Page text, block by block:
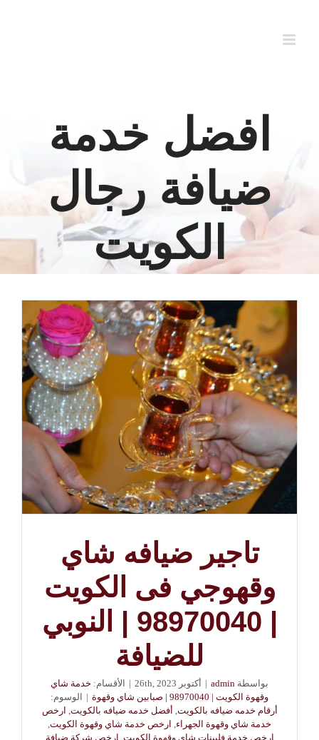
افضل خدمة
ضيافة رجال
الكويت
تاجير ضيافه شاي
وقهوجي فى الكويت
| 98970040 | النوبي
للضيافة
بواسطة admin
| أكتوبر 26th, 2023 | الأقسام: خدمة شاي
وقهوة الكويت | 98970040 | صبابين شاي وقهوة
|
الوسوم:
أرقام خدمه ضيافه بالكويت, أفضل خدمه ضيافه بالكويت, ارخص
خدمة شاي وقهوة الجهراء, ارخص خدمة شاي وقهوة الكويت,
ارخص خدمة فلبينات شاي وقهوة الكويت, ارخص شركة ضيافة